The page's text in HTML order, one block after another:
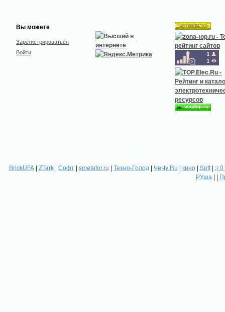
Вы можете
Зарегистрироваться
Войти
BrickUFA| ZTark| Софт| smetafor.ru | Техно-Голод | ЧеЧу.Ru | кино| Soft| :(
РУша | |